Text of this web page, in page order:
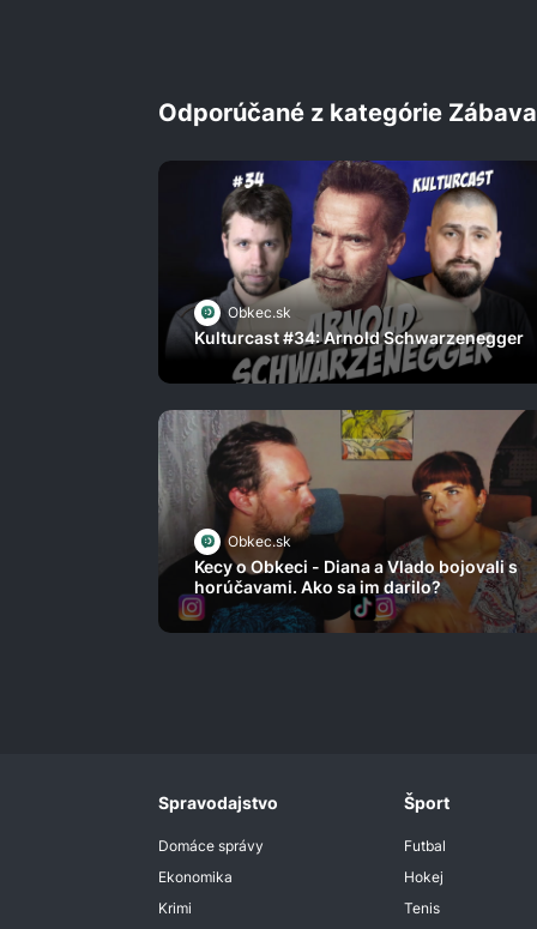
Odporúčané z kategórie Zábava
Obkec.sk
Kulturcast #34: Arnold Schwarzenegger
Obkec.sk
Kecy o Obkeci - Diana a Vlado bojovali s
horúčavami. Ako sa im darilo?
Spravodajstvo
Domáce správy
Ekonomika
Krimi
Šport
Futbal
Hokej
Tenis